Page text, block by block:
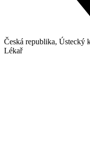
Česká republika, Ústecký
Lékař